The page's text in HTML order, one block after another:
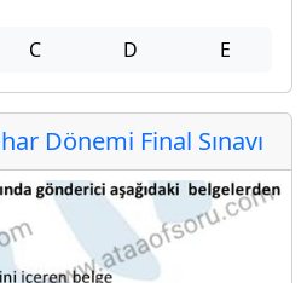
C D E
Dönemi Final Sınavı